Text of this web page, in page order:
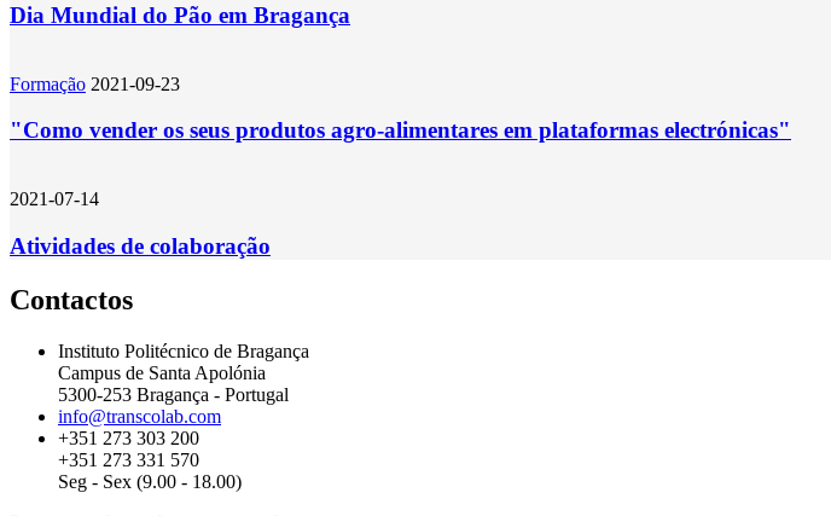
Dia Mundial do Pão em Bragança
Formação 2021-09-23
"Como vender os seus produtos agro-alimentares em plataformas electrónicas"
2021-07-14
Atividades de colaboração
Contactos
Instituto Politécnico de Bragança
Campus de Santa Apolónia
5300-253 Bragança - Portugal
info@transcolab.com
+351 273 303 200
+351 273 331 570
Seg - Sex (9.00 - 18.00)